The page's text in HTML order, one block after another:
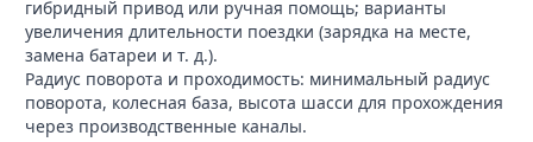
гибридный привод или ручная помощь; варианты
увеличения длительности поездки (зарядка на месте,
замена батареи и т. д.).
Радиус поворота и проходимость: минимальный радиус
поворота, колесная база, высота шасси для прохождения
через производственные каналы.